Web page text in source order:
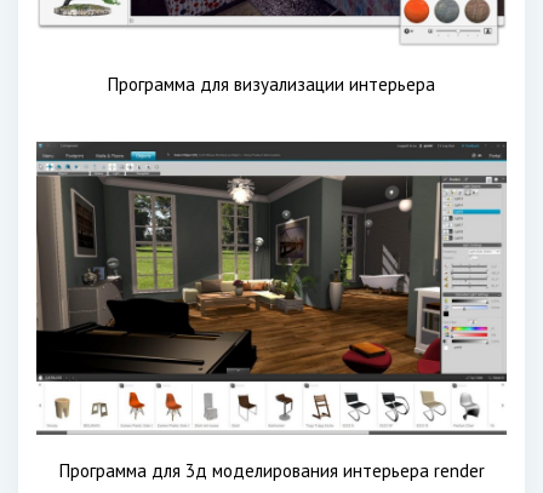
Программа для визуализации интерьера
Программа для 3д моделирования интерьера render